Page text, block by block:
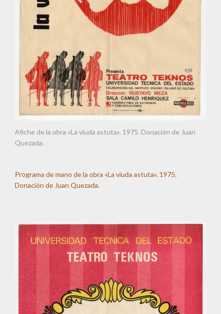
Afiche de la obra «La viuda astuta». 1975. Donación de Juan
Quezada.
Programa de mano de la obra «La viuda astuta». 1975.
Donación de Juan Quezada.